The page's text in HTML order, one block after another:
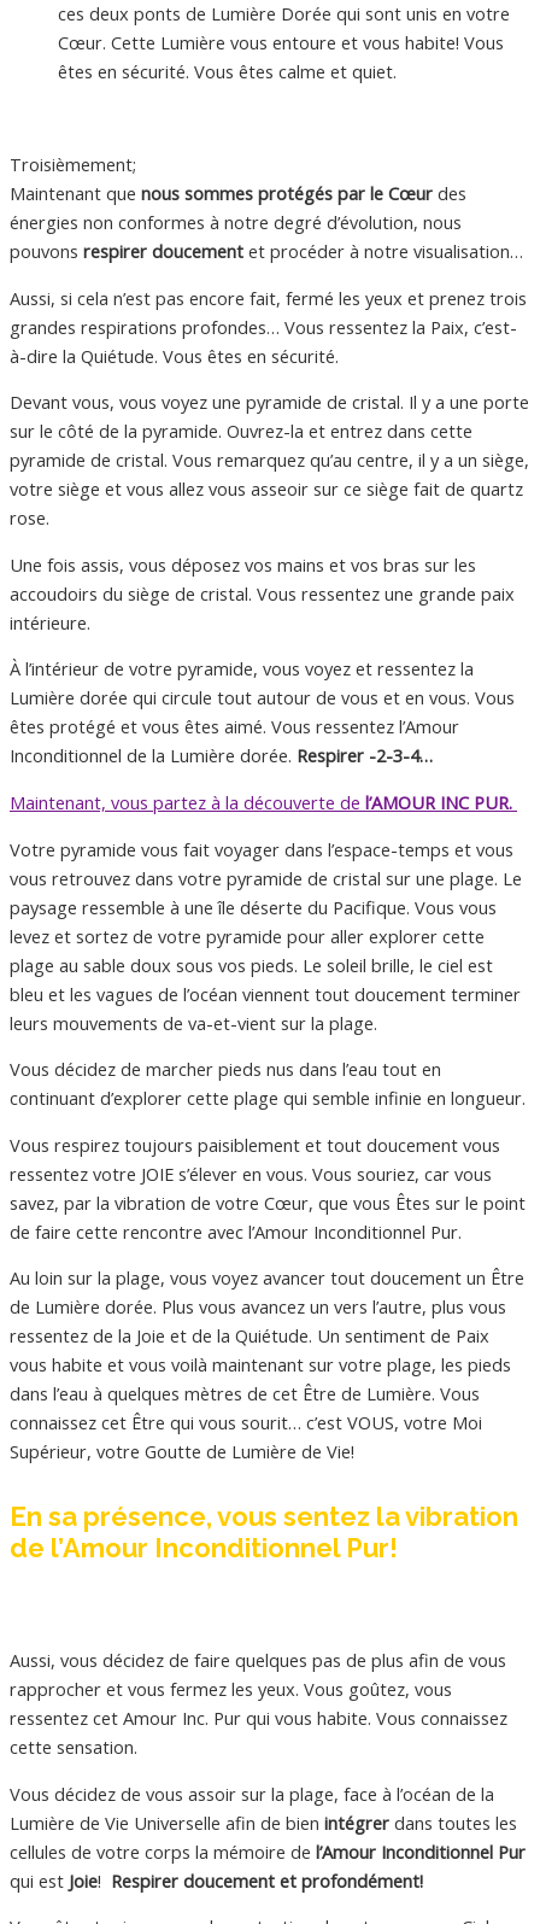
ces deux ponts de Lumière Dorée qui sont unis en votre
Cœur. Cette Lumière vous entoure et vous habite! Vous
êtes en sécurité. Vous êtes calme et quiet.
Troisièmement;
Maintenant que nous sommes protégés par le Cœur des
énergies non conformes à notre degré d’évolution, nous
pouvons respirer doucement et procéder à notre visualisation…
Aussi, si cela n’est pas encore fait, fermé les yeux et prenez trois
grandes respirations profondes… Vous ressentez la Paix, c’est-
à-dire la Quiétude. Vous êtes en sécurité.
Devant vous, vous voyez une pyramide de cristal. Il y a une porte
sur le côté de la pyramide. Ouvrez-la et entrez dans cette
pyramide de cristal. Vous remarquez qu’au centre, il y a un siège,
votre siège et vous allez vous asseoir sur ce siège fait de quartz
rose.
Une fois assis, vous déposez vos mains et vos bras sur les
accoudoirs du siège de cristal. Vous ressentez une grande paix
intérieure.
À l’intérieur de votre pyramide, vous voyez et ressentez la
Lumière dorée qui circule tout autour de vous et en vous. Vous
êtes protégé et vous êtes aimé. Vous ressentez l’Amour
Inconditionnel de la Lumière dorée. Respirer -2-3-4…
Maintenant, vous partez à la découverte de l’AMOUR INC PUR.
Votre pyramide vous fait voyager dans l’espace-temps et vous
vous retrouvez dans votre pyramide de cristal sur une plage. Le
paysage ressemble à une île déserte du Pacifique. Vous vous
levez et sortez de votre pyramide pour aller explorer cette
plage au sable doux sous vos pieds. Le soleil brille, le ciel est
bleu et les vagues de l’océan viennent tout doucement terminer
leurs mouvements de va-et-vient sur la plage.
Vous décidez de marcher pieds nus dans l’eau tout en
continuant d’explorer cette plage qui semble infinie en longueur.
Vous respirez toujours paisiblement et tout doucement vous
ressentez votre JOIE s’élever en vous. Vous souriez, car vous
savez, par la vibration de votre Cœur, que vous Êtes sur le point
de faire cette rencontre avec l’Amour Inconditionnel Pur.
Au loin sur la plage, vous voyez avancer tout doucement un Être
de Lumière dorée. Plus vous avancez un vers l’autre, plus vous
ressentez de la Joie et de la Quiétude. Un sentiment de Paix
vous habite et vous voilà maintenant sur votre plage, les pieds
dans l’eau à quelques mètres de cet Être de Lumière. Vous
connaissez cet Être qui vous sourit… c’est VOUS, votre Moi
Supérieur, votre Goutte de Lumière de Vie!
En sa présence, vous sentez la vibration
de l’Amour Inconditionnel Pur!
Aussi, vous décidez de faire quelques pas de plus afin de vous
rapprocher et vous fermez les yeux. Vous goûtez, vous
ressentez cet Amour Inc. Pur qui vous habite. Vous connaissez
cette sensation.
Vous décidez de vous assoir sur la plage, face à l’océan de la
Lumière de Vie Universelle afin de bien intégrer dans toutes les
cellules de votre corps la mémoire de l’Amour Inconditionnel Pur
qui est Joie! Respirer doucement et profondément!